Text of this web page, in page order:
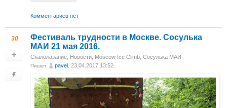
Комментариев нет
30
Фестиваль трудности в Москве. Сосулька
МАИ 21 мая 2016.
Скалолазание Новости Moscow Ice Climb Сосулька МАИ
Пишет pavel , 23.04.2017 13:52